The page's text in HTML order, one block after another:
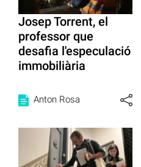
Josep Torrent, el
professor que
desafia l'especulació
immobiliària
Anton Rosa